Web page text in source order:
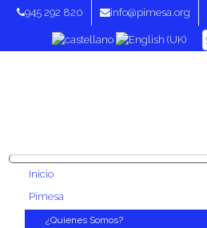
945 292 820 info@pimesa.org
Inicio
Pimesa
¿Quienes Somos?